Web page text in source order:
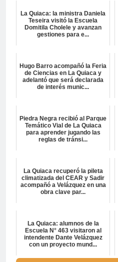
La Quiaca: la ministra Daniela
Teseira visitó la Escuela
Domitila Cholele y avanzan
gestiones para e...
Hugo Barro acompañó la Feria
de Ciencias en La Quiaca y
adelantó que será declarada
de interés munic...
Piedra Negra recibió al Parque
Temático Vial de La Quiaca
para aprender jugando las
reglas de tránsi...
La Quiaca recuperó la pileta
climatizada del CEAR y Sadir
acompañó a Velázquez en una
obra clave par...
La Quiaca: alumnos de la
Escuela N° 463 visitaron al
intendente Dante Velázquez
con un proyecto mund...